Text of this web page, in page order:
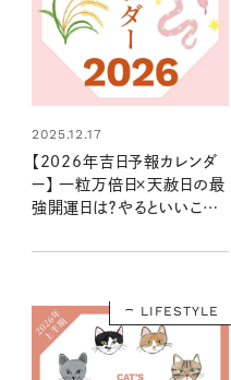
2025.12.17
【2026年吉日予報カレンダ
ー】 一粒万倍日×天赦日の最
強開運日は？やるといいこと
LIFESTYLE